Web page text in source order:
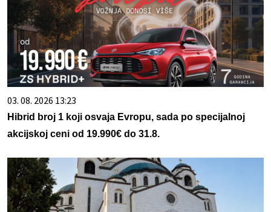
03. 08. 2026 13:23
Hibrid broj 1 koji osvaja Evropu, sada po specijalnoj
akcijskoj ceni od 19.990€ do 31.8.